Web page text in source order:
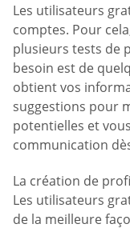
Les utilisateurs
comptes. Pour
plusieurs tests de
besoin est de
obtient vos
suggestions pour
potentielles et
communication
La création de
Les utilisateurs
de la meilleure